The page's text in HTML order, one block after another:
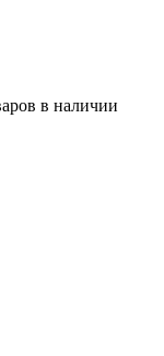
в наличии